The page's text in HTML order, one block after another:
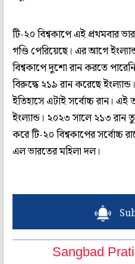
টি-২০ বিশ্বকাপে এই প্রথমবার
গণ্ডি পেরিয়েছে। এর আগে
বিশ্বকাপে দুশো রান করতে
বিরুদ্ধে ২১৯ রান করেছে
ইতিহাসে এটাই সর্বোচ্চ রান। এই
ইংল্যান্ড। ২০২৩ সালে ২১৩ রান
করে টি-২০ বিশ্বকাপের সর্বোচ্চ
এল ভারতের মহিলা দল।
Sangbad